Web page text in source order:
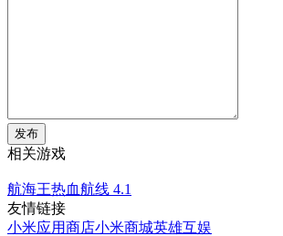
发布
相关游戏
航海王热血航线 4.1
友情链接
小米应用商店小米商城英雄互娱